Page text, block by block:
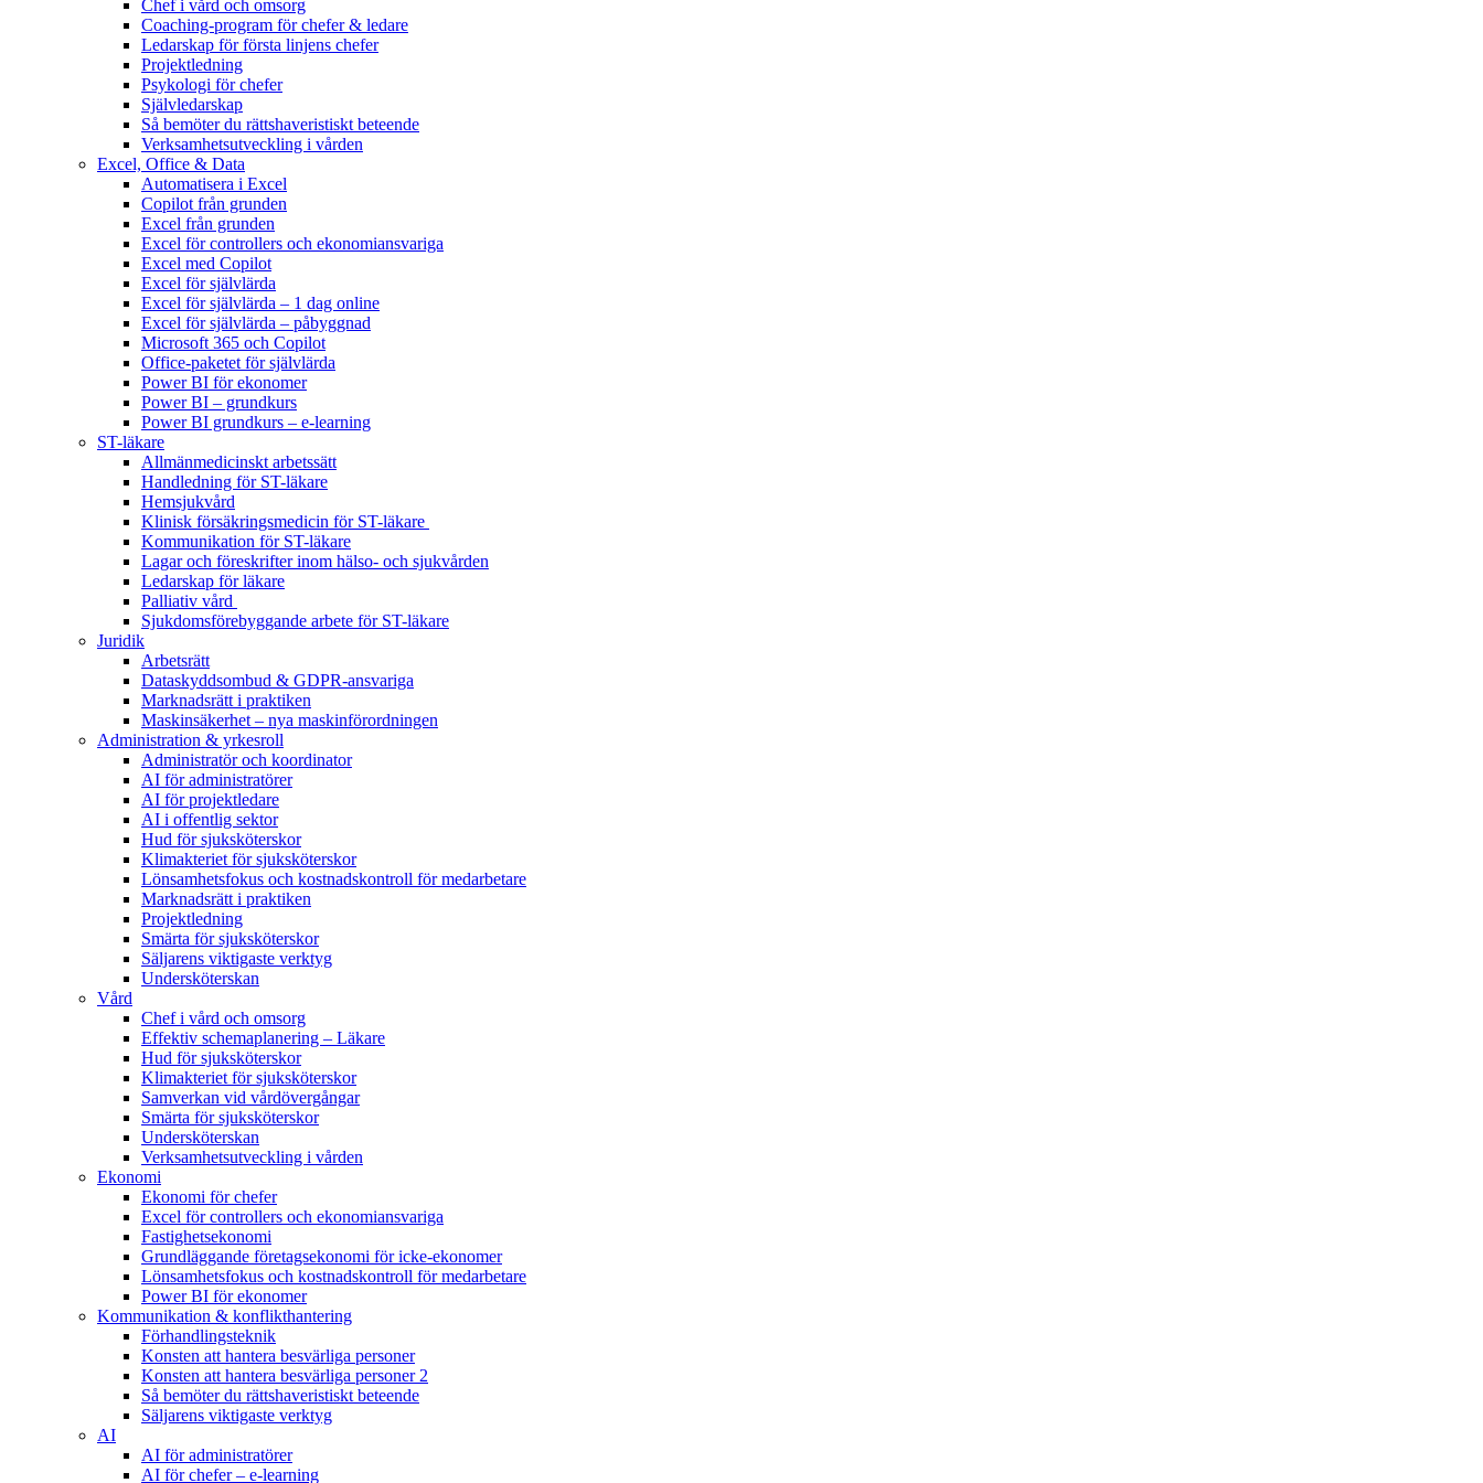
Chef i vård och omsorg
Coaching-program för chefer & ledare
Ledarskap för första linjens chefer
Projektledning
Psykologi för chefer
Självledarskap
Så bemöter du rättshaveristiskt beteende
Verksamhetsutveckling i vården
Excel, Office & Data
Automatisera i Excel
Copilot från grunden
Excel från grunden
Excel för controllers och ekonomiansvariga
Excel med Copilot
Excel för självlärda
Excel för självlärda – 1 dag online
Excel för självlärda – påbyggnad
Microsoft 365 och Copilot
Office-paketet för självlärda
Power BI för ekonomer
Power BI – grundkurs
Power BI grundkurs – e-learning
ST-läkare
Allmänmedicinskt arbetssätt
Handledning för ST-läkare
Hemsjukvård
Klinisk försäkringsmedicin för ST-läkare
Kommunikation för ST-läkare
Lagar och föreskrifter inom hälso- och sjukvården
Ledarskap för läkare
Palliativ vård
Sjukdomsförebyggande arbete för ST-läkare
Juridik
Arbetsrätt
Dataskyddsombud & GDPR-ansvariga
Marknadsrätt i praktiken
Maskinsäkerhet – nya maskinförordningen
Administration & yrkesroll
Administratör och koordinator
AI för administratörer
AI för projektledare
AI i offentlig sektor
Hud för sjuksköterskor
Klimakteriet för sjuksköterskor
Lönsamhetsfokus och kostnadskontroll för medarbetare
Marknadsrätt i praktiken
Projektledning
Smärta för sjuksköterskor
Säljarens viktigaste verktyg
Undersköterskan
Vård
Chef i vård och omsorg
Effektiv schemaplanering – Läkare
Hud för sjuksköterskor
Klimakteriet för sjuksköterskor
Samverkan vid vårdövergångar
Smärta för sjuksköterskor
Undersköterskan
Verksamhetsutveckling i vården
Ekonomi
Ekonomi för chefer
Excel för controllers och ekonomiansvariga
Fastighetsekonomi
Grundläggande företagsekonomi för icke-ekonomer
Lönsamhetsfokus och kostnadskontroll för medarbetare
Power BI för ekonomer
Kommunikation & konflikthantering
Förhandlingsteknik
Konsten att hantera besvärliga personer
Konsten att hantera besvärliga personer 2
Så bemöter du rättshaveristiskt beteende
Säljarens viktigaste verktyg
AI
AI för administratörer
AI för chefer – e-learning